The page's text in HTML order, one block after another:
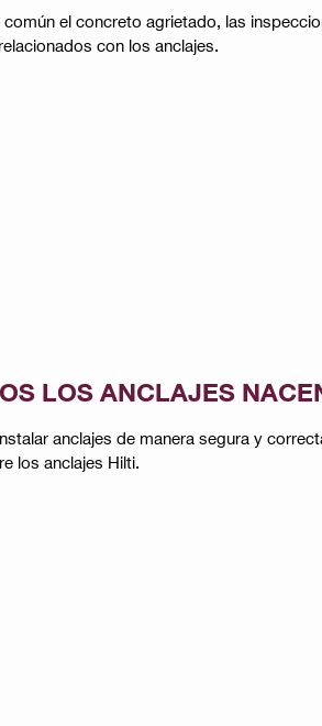
común el concreto agrietado, las
con los anclajes​​.
LOS ANCLAJES
anclajes de manera segura y
los anclajes Hilti​​.